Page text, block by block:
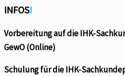
INFOS!
Vorbereitung auf die IHK-
GewO (Online)
Schulung für die IHK-